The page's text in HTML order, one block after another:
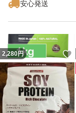
安心発送
2,280円